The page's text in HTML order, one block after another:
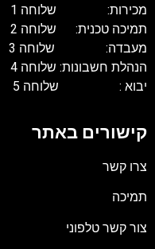
מכירות: שלוחה 1
תמיכה טכנית: שלוחה 2
מעבדה: שלוחה 3
הנהלת חשבונות: שלוחה 4
יבוא : שלוחה 5
קישורים באתר
צרו קשר
תמיכה
צור קשר טלפוני